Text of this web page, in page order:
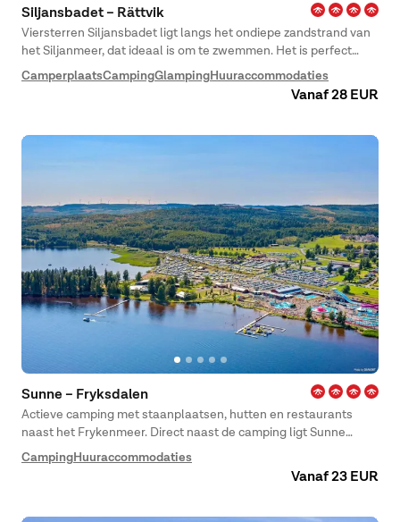
Siljansbadet – Rättvik
Viersterren Siljansbadet ligt langs het ondiepe zandstrand van
het Siljanmeer, dat ideaal is om te zwemmen. Het is perfect
voor heerlijke zwemmomenten, leuke gezinsactiviteiten en
CamperplaatsCampingGlamping Huuraccommodaties
Vanaf 28 EUR
Sunne – Fryksdalen
Actieve camping met staanplaatsen, hutten en restaurants
naast het Frykenmeer. Direct naast de camping ligt Sunne
Sommarland – een van de beste waterparken van Zweden!
Camping Huuraccommodaties
Vanaf 23 EUR